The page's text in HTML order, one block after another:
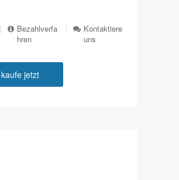
|
Bezahlverfa
hren
|
Kontaktiere
uns
kaufe jetzt